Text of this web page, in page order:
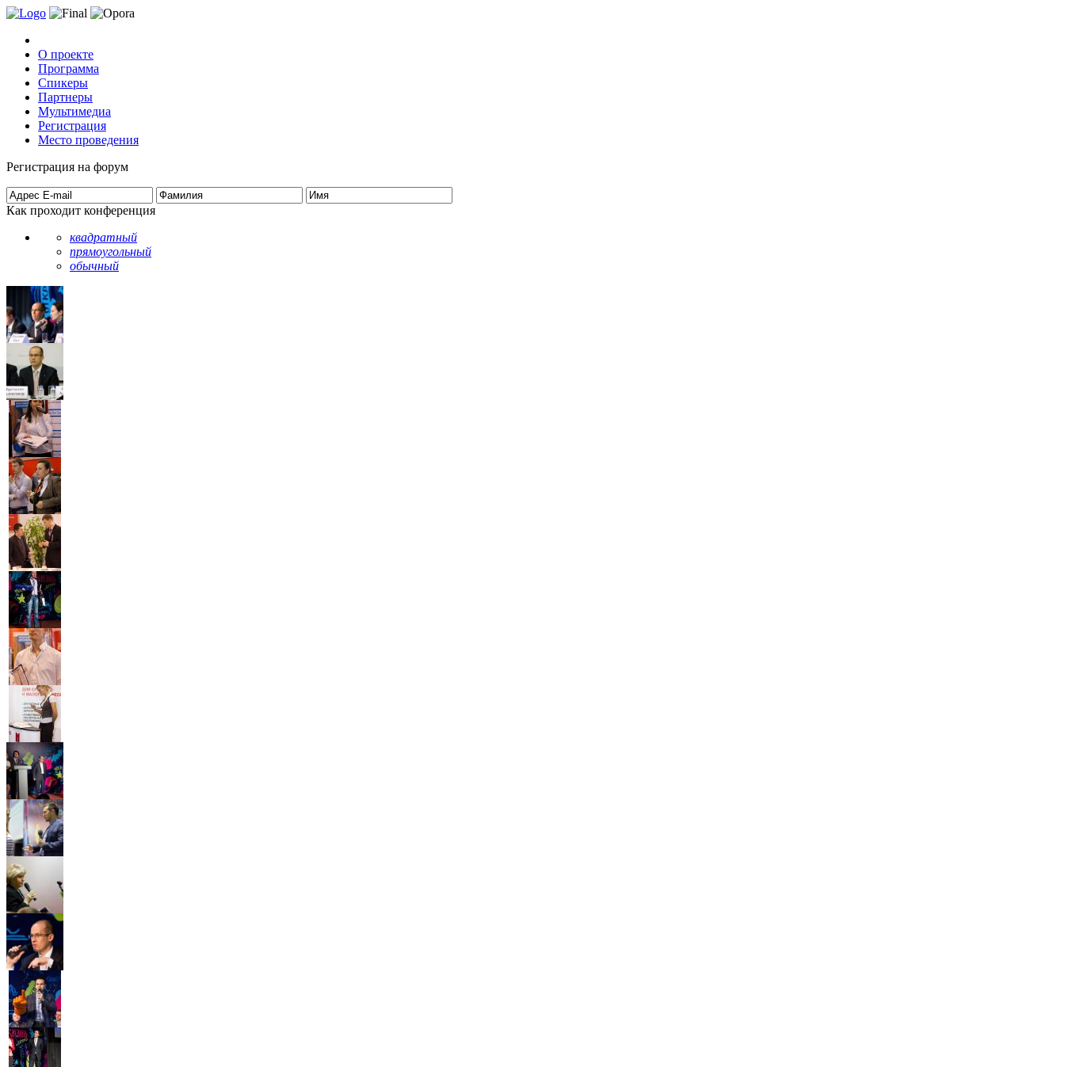
О проекте
Программа
Спикеры
Партнеры
Мультимедиа
Регистрация
Место проведения
Регистрация на форум
Как проходит конференция
квадратный
прямоугольный
обычный